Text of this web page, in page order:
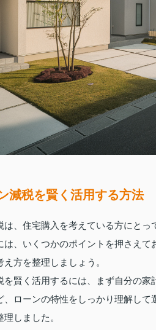
減税を賢く活用する方法
は、住宅購入を考えている方にと
は、いくつかのポイントを押さえ
方を整理しましょう。
を賢く活用するには、まず自分の
、ローンの特性をしっかり理解し
しました。